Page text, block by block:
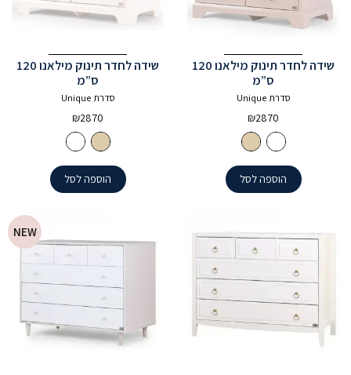
שידה לחדר תינוק מילאנו 120
ס”מ
סדרת Unique
₪2870
הוספה לסל
שידה לחדר תינוק מילאנו 120
ס”מ
סדרת Unique
₪2870
הוספה לסל
NEW